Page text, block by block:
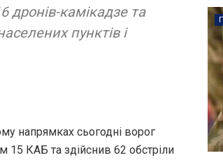
дронів-камікадзе та
пунктів і
напрямках сьогодні ворог
15 КАБ та здійснив 62 обстріли